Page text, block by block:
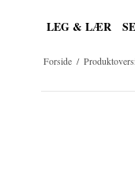
LEG & LÆR
Forside /